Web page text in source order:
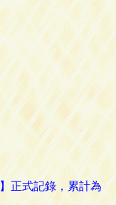
正式記錄，累計為